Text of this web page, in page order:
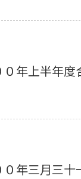
年上半年度
年三月三